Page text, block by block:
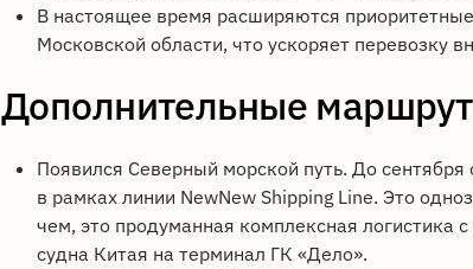
В настоящее время расширяются
Московской области, что ускоряет перевозку
Дополнительные
Появился Северный морской путь. До
в рамках линии NewNew Shipping Line. Это
чем, это продуманная комплексная логистика
судна Китая на терминал ГК «Делo».